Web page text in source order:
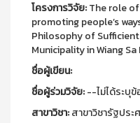
โครงการวิจัย:The role
promoting people’s
Philosophy of
Municipality in Wiang
ชื่อผู้เขียน:
ชื่อผู้ร่วมวิจัย:--ไม่ได้ระบุ
สาขาวิชา:สาขาวิชารัฐปร